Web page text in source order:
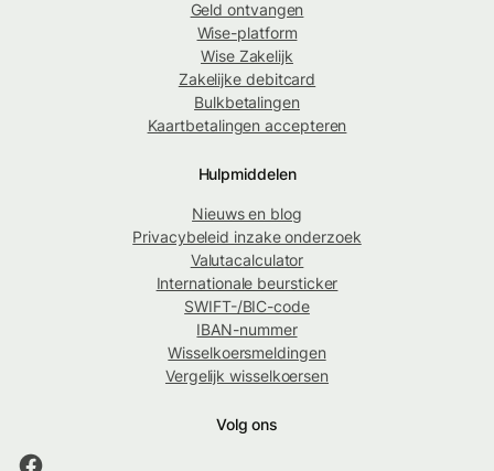
Geld ontvangen
Wise-platform
Wise Zakelijk
Zakelijke debitcard
Bulkbetalingen
Kaartbetalingen accepteren
Hulpmiddelen
Nieuws en blog
Privacybeleid inzake onderzoek
Valutacalculator
Internationale beursticker
SWIFT-/BIC-code
IBAN-nummer
Wisselkoersmeldingen
Vergelijk wisselkoersen
Volg ons